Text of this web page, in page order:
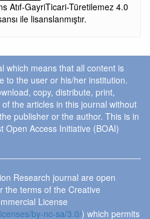
Atıf-GayriTicari-Türetilemez 4.0
ile lisanslanmıştır.
which means that all content is
to the user or his/her institution.
copy, distribute, print,
the articles in this journal without
publisher or the author. This is in
Open Access Initiative (BOAI)
Research journal are open
the terms of the Creative
License
by-nc-sa/3.0/) which permits